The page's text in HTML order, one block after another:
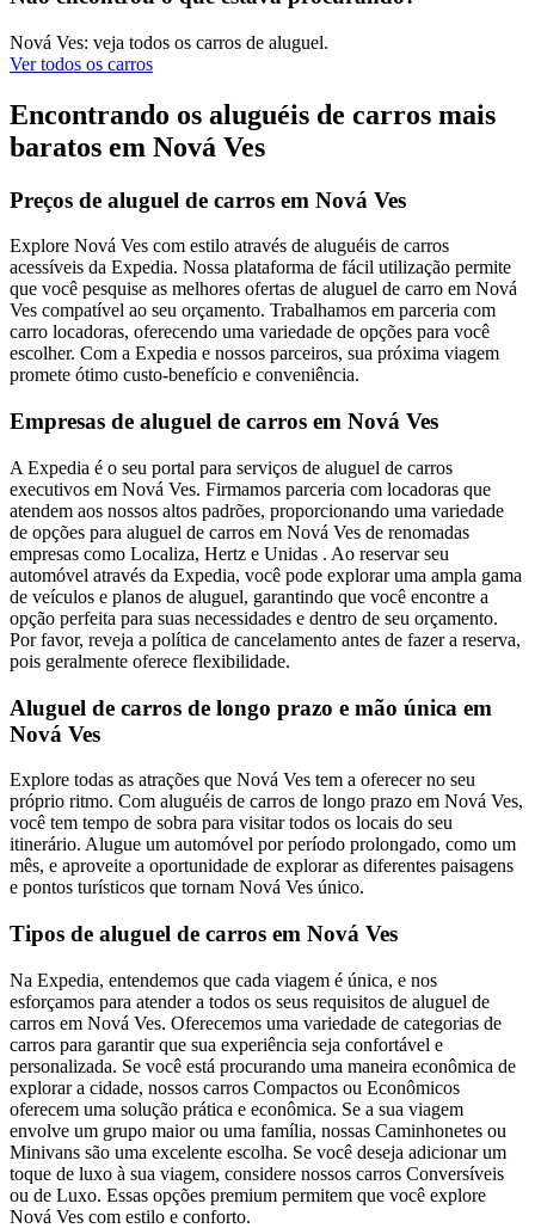
Nová Ves: veja todos os carros de aluguel.
Ver todos os carros
Encontrando os aluguéis de carros mais
baratos em Nová Ves
Preços de aluguel de carros em Nová Ves
Explore Nová Ves com estilo através de aluguéis de carros
acessíveis da Expedia. Nossa plataforma de fácil utilização permite
que você pesquise as melhores ofertas de aluguel de carro em Nová
Ves compatível ao seu orçamento. Trabalhamos em parceria com
carro locadoras, oferecendo uma variedade de opções para você
escolher. Com a Expedia e nossos parceiros, sua próxima viagem
promete ótimo custo-benefício e conveniência.
Empresas de aluguel de carros em Nová Ves
A Expedia é o seu portal para serviços de aluguel de carros
executivos em Nová Ves. Firmamos parceria com locadoras que
atendem aos nossos altos padrões, proporcionando uma variedade
de opções para aluguel de carros em Nová Ves de renomadas
empresas como Localiza, Hertz e Unidas . Ao reservar seu
automóvel através da Expedia, você pode explorar uma ampla gama
de veículos e planos de aluguel, garantindo que você encontre a
opção perfeita para suas necessidades e dentro de seu orçamento.
Por favor, reveja a política de cancelamento antes de fazer a reserva,
pois geralmente oferece flexibilidade.
Aluguel de carros de longo prazo e mão única em
Nová Ves
Explore todas as atrações que Nová Ves tem a oferecer no seu
próprio ritmo. Com aluguéis de carros de longo prazo em Nová Ves,
você tem tempo de sobra para visitar todos os locais do seu
itinerário. Alugue um automóvel por período prolongado, como um
mês, e aproveite a oportunidade de explorar as diferentes paisagens
e pontos turísticos que tornam Nová Ves único.
Tipos de aluguel de carros em Nová Ves
Na Expedia, entendemos que cada viagem é única, e nos
esforçamos para atender a todos os seus requisitos de aluguel de
carros em Nová Ves. Oferecemos uma variedade de categorias de
carros para garantir que sua experiência seja confortável e
personalizada. Se você está procurando uma maneira econômica de
explorar a cidade, nossos carros Compactos ou Econômicos
oferecem uma solução prática e econômica. Se a sua viagem
envolve um grupo maior ou uma família, nossas Caminhonetes ou
Minivans são uma excelente escolha. Se você deseja adicionar um
toque de luxo à sua viagem, considere nossos carros Conversíveis
ou de Luxo. Essas opções premium permitem que você explore
Nová Ves com estilo e conforto.